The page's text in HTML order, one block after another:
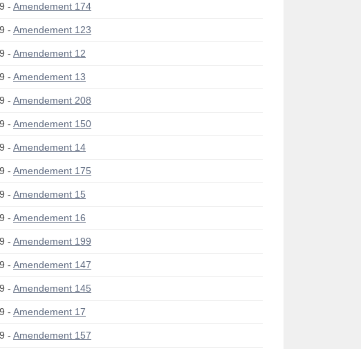
- Amendement 174
- Amendement 123
- Amendement 12
- Amendement 13
- Amendement 208
- Amendement 150
- Amendement 14
- Amendement 175
- Amendement 15
- Amendement 16
- Amendement 199
- Amendement 147
- Amendement 145
- Amendement 17
- Amendement 157